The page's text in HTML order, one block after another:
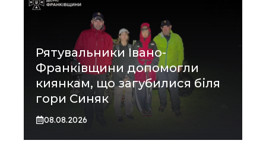
Рятувальники Івано-
Франківщини допомогли
киянкам, що загубилися біля
гори Синяк
08.08.2026